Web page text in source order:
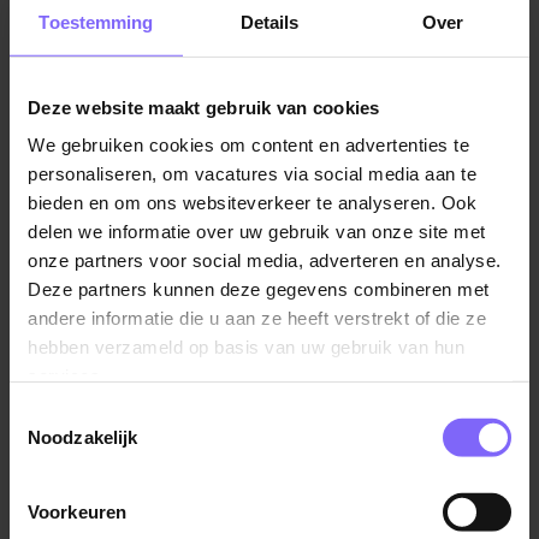
Toestemming Details Over
Deze website maakt gebruik van cookies
We gebruiken cookies om content en advertenties te
personaliseren, om vacatures via social media aan te
bieden en om ons websiteverkeer te analyseren. Ook
delen we informatie over uw gebruik van onze site met
onze partners voor social media, adverteren en analyse.
Deze partners kunnen deze gegevens combineren met
andere informatie die u aan ze heeft verstrekt of die ze
hebben verzameld op basis van uw gebruik van hun
Noodzakelijk
Voorkeuren
of het volgen van een opleiding. Parttime vacatures in
ook de mogelijkheid om uit te groeien tot een fulltime
baan. Dus als je op zoek bent naar parttime werk in
Heerlen, neem dan zeker een kijkje op
Banenrijklimburg!